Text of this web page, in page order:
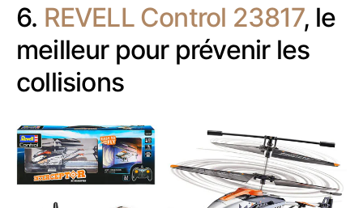
6. REVELL Control 23817, le
meilleur pour prévenir les
collisions